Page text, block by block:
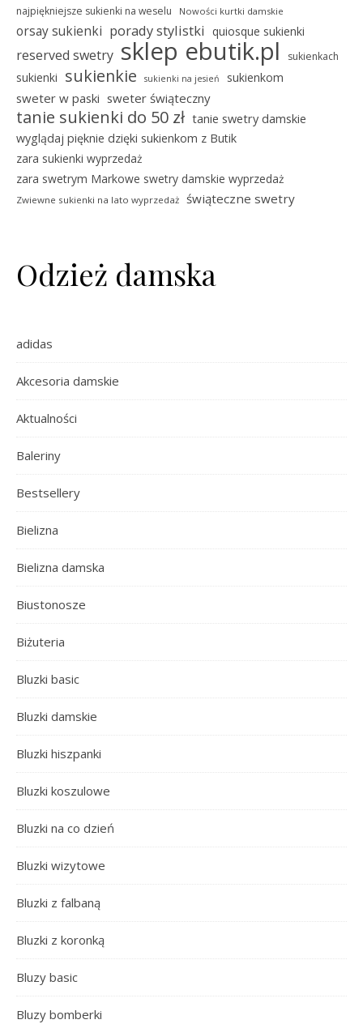
najpiękniejsze sukienki na weselu Nowości kurtki damskie
orsay sukienki porady stylistki quiosque sukienki
reserved swetry sklep ebutik.pl sukienkach
sukienki sukienkie sukienki na jesień sukienkom
sweter w paski sweter świąteczny
tanie sukienki do 50 zł tanie swetry damskie
wyglądaj pięknie dzięki sukienkom z Butik
zara sukienki wyprzedaż
zara swetrym Markowe swetry damskie wyprzedaż
Zwiewne sukienki na lato wyprzedaż świąteczne swetry
Odzież damska
adidas
Akcesoria damskie
Aktualności
Baleriny
Bestsellery
Bielizna
Bielizna damska
Biustonosze
Biżuteria
Bluzki basic
Bluzki damskie
Bluzki hiszpanki
Bluzki koszulowe
Bluzki na co dzień
Bluzki wizytowe
Bluzki z falbaną
Bluzki z koronką
Bluzy basic
Bluzy bomberki